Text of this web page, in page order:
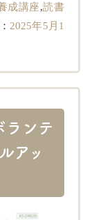
成講座,読書
2025年5月1
ランテ
アッ